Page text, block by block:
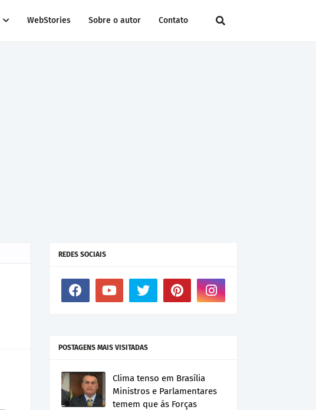
WebStories Sobre o autor Contato
REDES SOCIAIS
POSTAGENS MAIS VISITADAS
Clima tenso em Brasília
Ministros e Parlamentares
temem que ás Forças